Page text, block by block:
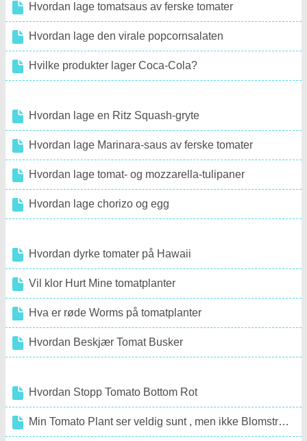
Hvordan lage tomatsaus av ferske tomater
Hvordan lage den virale popcornsalaten
Hvilke produkter lager Coca-Cola?
Hvordan lage en Ritz Squash-gryte
Hvordan lage Marinara-saus av ferske tomater
Hvordan lage tomat- og mozzarella-tulipaner
Hvordan lage chorizo ​​og egg
Hvordan dyrke tomater på Hawaii
Vil klor Hurt Mine tomatplanter
Hva er røde Worms på tomatplanter
Hvordan Beskjær Tomat Busker
Hvordan Stopp Tomato Bottom Rot
Min Tomato Plant ser veldig sunt , men ikke Blomstrende Likevel